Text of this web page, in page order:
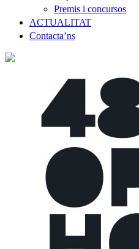
Premis i concursos
ACTUALITAT
Contacta’ns